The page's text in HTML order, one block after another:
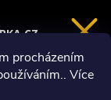
procházením
Více